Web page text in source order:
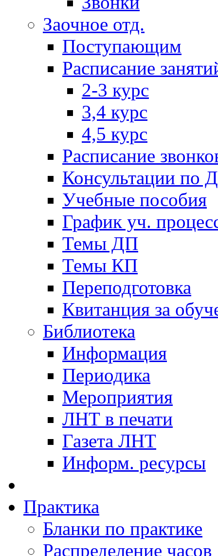
Заочное отд.
Поступающим
Расписание
2-3 курс
3,4 курс
4,5 курс
Расписание
Консультации по
Учебные пособия
График уч.
Темы ДП
Темы КП
Переподготовка
Квитанция за
Библиотека
Информация
Периодика
Мероприятия
ЛНТ в печати
Газета ЛНТ
Информ. ресурсы
Практика
Бланки по практике
Распределение часов